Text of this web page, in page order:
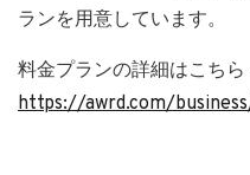
ランを用意しています。
料金プランの詳細はこち
https://awrd.com/